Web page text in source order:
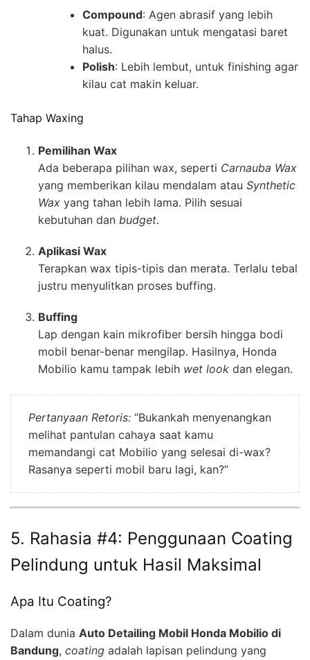
Compound: Agen abrasif yang lebih
kuat. Digunakan untuk mengatasi baret
halus.
Polish: Lebih lembut, untuk finishing agar
kilau cat makin keluar.
Tahap Waxing
Pemilihan Wax
Ada beberapa pilihan wax, seperti Carnauba Wax
yang memberikan kilau mendalam atau Synthetic
Wax yang tahan lebih lama. Pilih sesuai
kebutuhan dan budget.
Aplikasi Wax
Terapkan wax tipis-tipis dan merata. Terlalu tebal
justru menyulitkan proses buffing.
Buffing
Lap dengan kain mikrofiber bersih hingga bodi
mobil benar-benar mengilap. Hasilnya, Honda
Mobilio kamu tampak lebih wet look dan elegan.
Pertanyaan Retoris: “Bukankah menyenangkan
melihat pantulan cahaya saat kamu
memandangi cat Mobilio yang selesai di-wax?
Rasanya seperti mobil baru lagi, kan?”
5. Rahasia #4: Penggunaan Coating
Pelindung untuk Hasil Maksimal
Apa Itu Coating?
Dalam dunia Auto Detailing Mobil Honda Mobilio di
Bandung, coating adalah lapisan pelindung yang